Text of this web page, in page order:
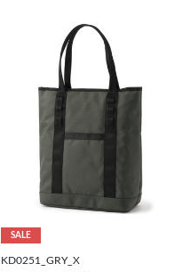
SALE
KD0251_GRY_X